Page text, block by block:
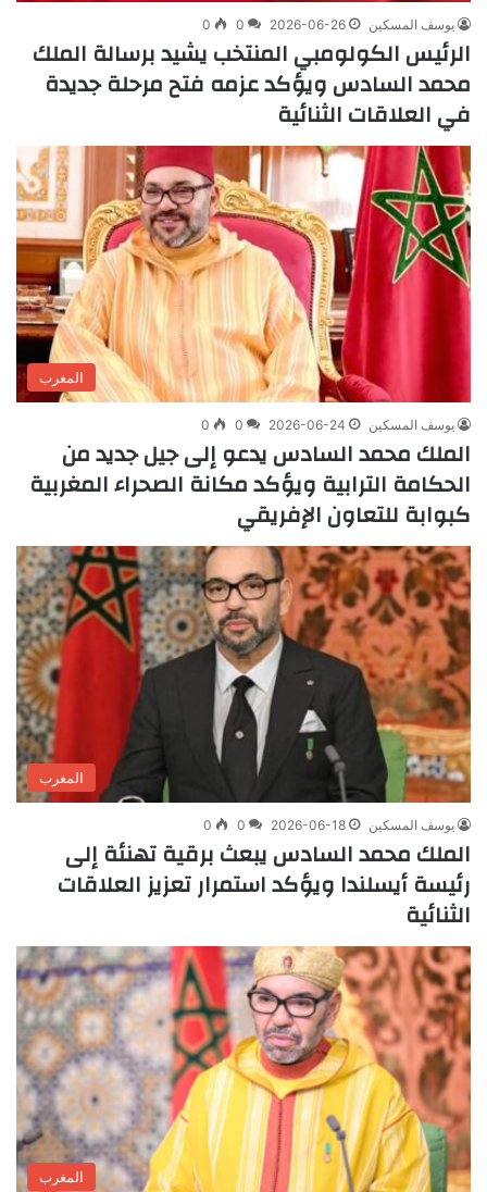
يوسف المسكين 2026-06-26
0
0
الرئيس الكولومبي المنتخب يشيد برسالة الملك
محمد السادس ويؤكد عزمه فتح مرحلة جديدة
في العلاقات الثنائية
المغرب
يوسف المسكين 2026-06-24
0
0
الملك محمد السادس يدعو إلى جيل جديد من
الحكامة الترابية ويؤكد مكانة الصحراء المغربية
كبوابة للتعاون الإفريقي
المغرب
يوسف المسكين 2026-06-18
0
0
الملك محمد السادس يبعث برقية تهنئة إلى
رئيسة أيسلندا ويؤكد استمرار تعزيز العلاقات
الثنائية
المغرب